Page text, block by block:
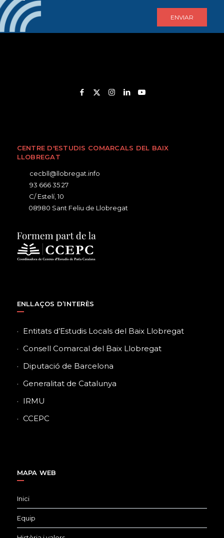
CENTRE D'ESTUDIS COMARCALS DEL BAIX
LLOBREGAT
cecbll@llobregat.info
93 666 35 27
C/ Estelí, 10
08980 Sant Feliu de Llobregat
ENLLAÇOS D’INTERÈS
Entitats d’Estudis Locals del Baix Llobregat
Consell Comarcal del Baix Llobregat
Diputació de Barcelona
Generalitat de Catalunya
IRMU
CCEPC
MAPA WEB
Inici
Equip